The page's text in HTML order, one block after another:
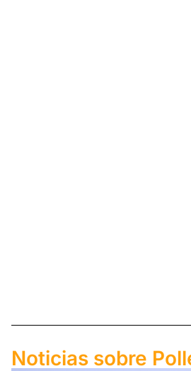
Noticias sobre